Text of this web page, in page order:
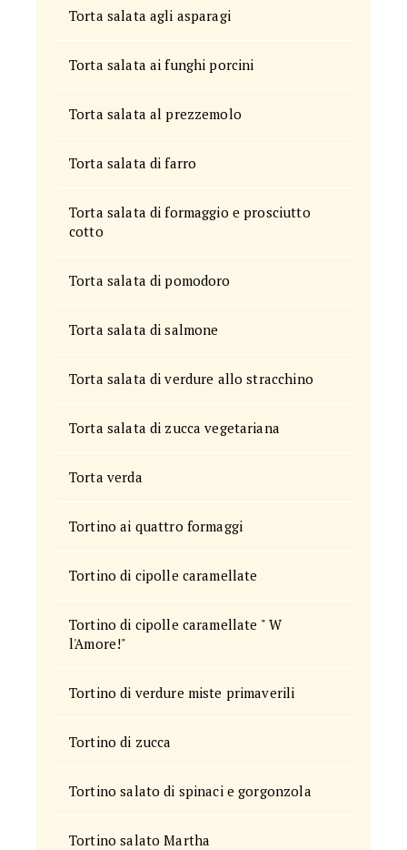
Torta salata agli asparagi
Torta salata ai funghi porcini
Torta salata al prezzemolo
Torta salata di farro
Torta salata di formaggio e prosciutto
cotto
Torta salata di pomodoro
Torta salata di salmone
Torta salata di verdure allo stracchino
Torta salata di zucca vegetariana
Torta verda
Tortino ai quattro formaggi
Tortino di cipolle caramellate
Tortino di cipolle caramellate " W
l'Amore!"
Tortino di verdure miste primaverili
Tortino di zucca
Tortino salato di spinaci e gorgonzola
Tortino salato Martha